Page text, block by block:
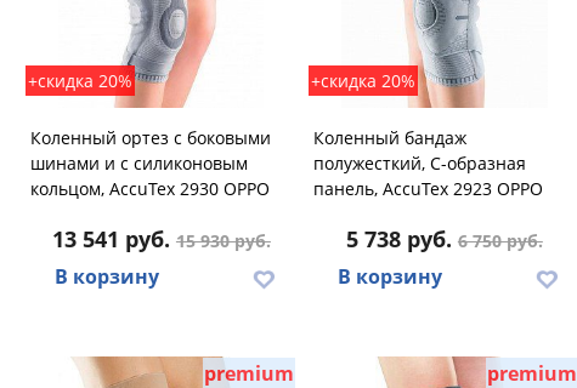
+скидка 20%
Коленный ортез с боковыми
шинами и с силиконовым
кольцом, AccuTex 2930 OPPO
13 541 руб. 15 930 руб.
В корзину
+скидка 20%
Коленный бандаж
полужесткий, С-образная
панель, AccuTex 2923 OPPO
5 738 руб. 6 750 руб.
В корзину
premium premium